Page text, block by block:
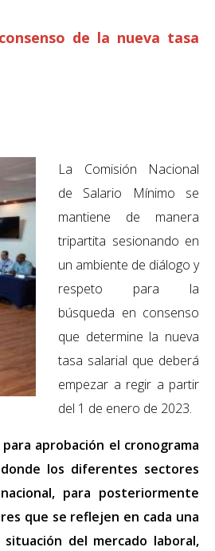
de la nueva tasa
La Comisión Nacional
de Salario Mínimo se
mantiene de manera
tripartita sesionando en
un ambiente de diálogo y
respeto para la
búsqueda en consenso
que determine la nueva
tasa salarial que deberá
empezar a regir a partir
del 1 de enero de 2023.
aprobación el cronograma
los diferentes sectores
para posteriormente
que se reflejen en cada una
del mercado laboral,